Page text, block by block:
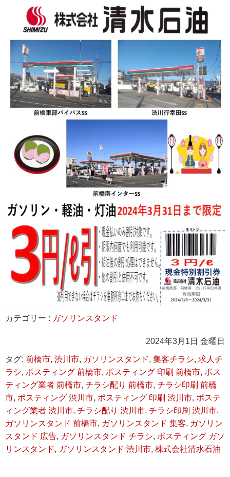
カテゴリー : ガソリンスタンド
2024年3月1日 金曜日
タグ: 前橋市, 渋川市, ガソリンスタンド, 集客チラシ, 求人チ
ラシ, ポスティング 前橋市, ポスティング 印刷 前橋市, ポス
ティング業者 前橋市, チラシ配り 前橋市, チラシ印刷 前橋
市, ポスティング 渋川市, ポスティング 印刷 渋川市, ポステ
ィング業者 渋川市, チラシ配り 渋川市, チラシ印刷 渋川市,
ガソリンスタンド 前橋市, ガソリンスタンド 集客, ガソリン
スタンド 広告, ガソリンスタンド チラシ, ポスティング ガソ
リンスタンド, ガソリンスタンド 渋川市, 株式会社清水石油